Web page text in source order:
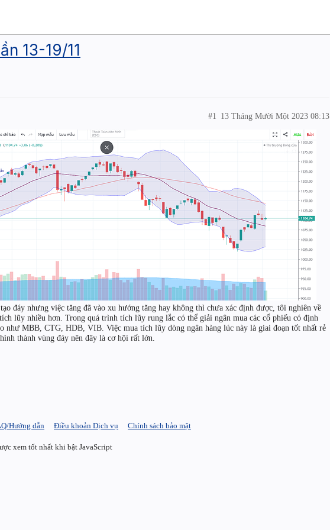
13-19/11
13 Tháng Mười Một 2023 08:13
#1
đáy nhưng việc tăng đã vào xu hướng tăng hay không thì chưa xác định được, tôi nghiên về
lũy nhiều hơn. Trong quá trình tích lũy rung lắc có thể giải ngân mua các cổ phiếu có định
như MBB, CTG, HDB, VIB. Việc mua tích lũy dòng ngân hàng lúc này là giai đoạn tốt nhất rẻ
thành vùng đáy nên đây là cơ hội rất lớn.
Hướng dẫn Điều khoản Dịch vụ Chính sách bảo mật
xem tốt nhất khi bật JavaScript